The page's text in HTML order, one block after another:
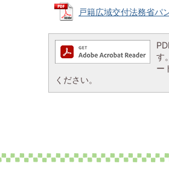
戸籍広域交付法務省パ
す
ー
ください。